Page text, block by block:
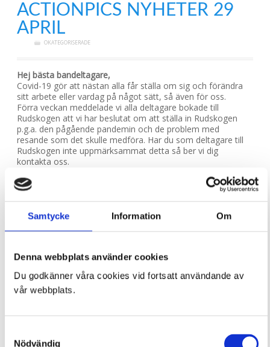
Samtycke Information Om
Denna webbplats använder cookies
Du godkänner våra cookies vid fortsatt användande av
vår webbplats.
Nödvändig
ACTIONPICS NYHETER 29
APRIL
OKATEGORISERADE
Hej bästa bandeltagare,
Covid-19 gör att nästan alla får ställa om sig och förändra
sitt arbete eller vardag på något sätt, så även för oss.
Förra veckan meddelade vi alla deltagare bokade till
Rudskogen att vi har beslutat om att ställa in Rudskogen
p.g.a. den pågående pandemin och de problem med
resande som det skulle medföra. Har du som deltagare till
Rudskogen inte uppmärksammat detta så ber vi dig
kontakta oss.
Gelleråsen 30-31 maj (lördag – söndag),
och söndag).
Antalet platser är starkt begränsat.
släpper vi återstående platser, först till kvarn principen!
Mantorp Park 18 juni Raceday blir Trackday,
Vi har tagit ett beslut tillsammans med Motorbanan
Mantorp Park om att det är högst olämpligt att genomföra
tävlingsverksamhet för seniorer blir tävlingar den 18e juni